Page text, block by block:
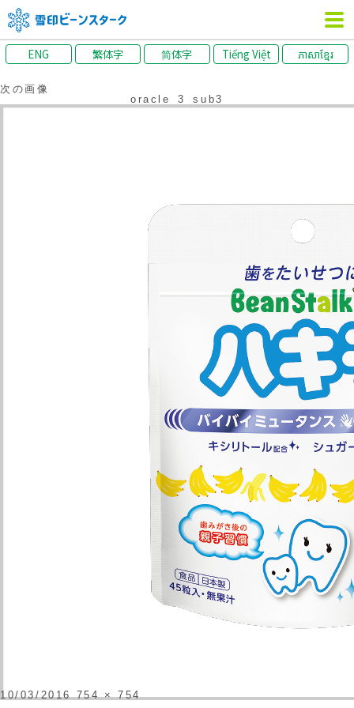
ENG 繁体字 简体字 Tiếng Việt ភាសាខ្មែរ
次の画像
oracle_3_sub3
投
10/03/2016 フ
754 × 754